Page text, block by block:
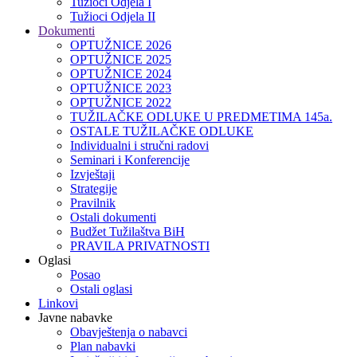
Tužioci Odjela II
Dokumenti
OPTUŽNICE 2026
OPTUŽNICE 2025
OPTUŽNICE 2024
OPTUŽNICE 2023
OPTUŽNICE 2022
TUŽILAČKE ODLUKE U PREDMETIMA 145a.
OSTALE TUŽILAČKE ODLUKE
Individualni i stručni radovi
Seminari i Konferencije
Izvještaji
Strategije
Pravilnik
Ostali dokumenti
Budžet Tužilaštva BiH
PRAVILA PRIVATNOSTI
Oglasi
Posao
Ostali oglasi
Linkovi
Javne nabavke
Obavještenja o nabavci
Plan nabavki